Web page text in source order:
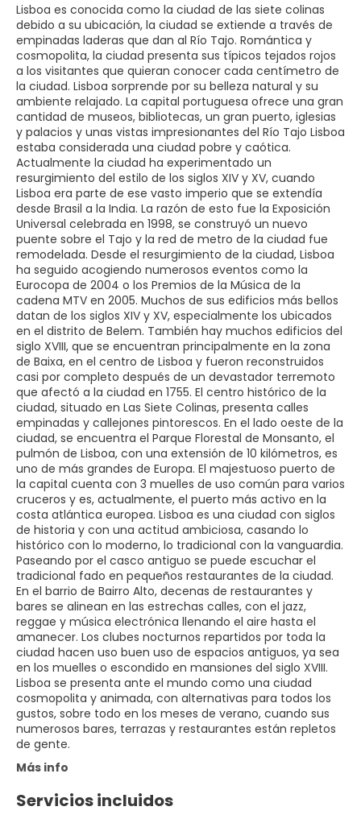
Lisboa es conocida como la ciudad de las siete colinas
debido a su ubicación, la ciudad se extiende a través de
empinadas laderas que dan al Río Tajo. Romántica y
cosmopolita, la ciudad presenta sus típicos tejados rojos
a los visitantes que quieran conocer cada centímetro de
la ciudad. Lisboa sorprende por su belleza natural y su
ambiente relajado. La capital portuguesa ofrece una gran
cantidad de museos, bibliotecas, un gran puerto, iglesias
y palacios y unas vistas impresionantes del Río Tajo Lisboa
estaba considerada una ciudad pobre y caótica.
Actualmente la ciudad ha experimentado un
resurgimiento del estilo de los siglos XIV y XV, cuando
Lisboa era parte de ese vasto imperio que se extendía
desde Brasil a la India. La razón de esto fue la Exposición
Universal celebrada en 1998, se construyó un nuevo
puente sobre el Tajo y la red de metro de la ciudad fue
remodelada. Desde el resurgimiento de la ciudad, Lisboa
ha seguido acogiendo numerosos eventos como la
Eurocopa de 2004 o los Premios de la Música de la
cadena MTV en 2005. Muchos de sus edificios más bellos
datan de los siglos XIV y XV, especialmente los ubicados
en el distrito de Belem. También hay muchos edificios del
siglo XVIII, que se encuentran principalmente en la zona
de Baixa, en el centro de Lisboa y fueron reconstruidos
casi por completo después de un devastador terremoto
que afectó a la ciudad en 1755. El centro histórico de la
ciudad, situado en Las Siete Colinas, presenta calles
empinadas y callejones pintorescos. En el lado oeste de la
ciudad, se encuentra el Parque Florestal de Monsanto, el
pulmón de Lisboa, con una extensión de 10 kilómetros, es
uno de más grandes de Europa. El majestuoso puerto de
la capital cuenta con 3 muelles de uso común para varios
cruceros y es, actualmente, el puerto más activo en la
costa atlántica europea. Lisboa es una ciudad con siglos
de historia y con una actitud ambiciosa, casando lo
histórico con lo moderno, lo tradicional con la vanguardia.
Paseando por el casco antiguo se puede escuchar el
tradicional fado en pequeños restaurantes de la ciudad.
En el barrio de Bairro Alto, decenas de restaurantes y
bares se alinean en las estrechas calles, con el jazz,
reggae y música electrónica llenando el aire hasta el
amanecer. Los clubes nocturnos repartidos por toda la
ciudad hacen uso buen uso de espacios antiguos, ya sea
en los muelles o escondido en mansiones del siglo XVIII.
Lisboa se presenta ante el mundo como una ciudad
cosmopolita y animada, con alternativas para todos los
gustos, sobre todo en los meses de verano, cuando sus
numerosos bares, terrazas y restaurantes están repletos
de gente.
Más info
Servicios incluidos